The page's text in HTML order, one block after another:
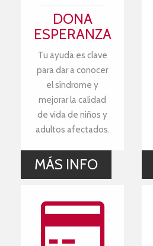
DONA
ESPERANZA
Tu ayuda es clave
para dar a conocer
el síndrome y
mejorar la calidad
de vida de niños y
adultos afectados.
MÁS INFO